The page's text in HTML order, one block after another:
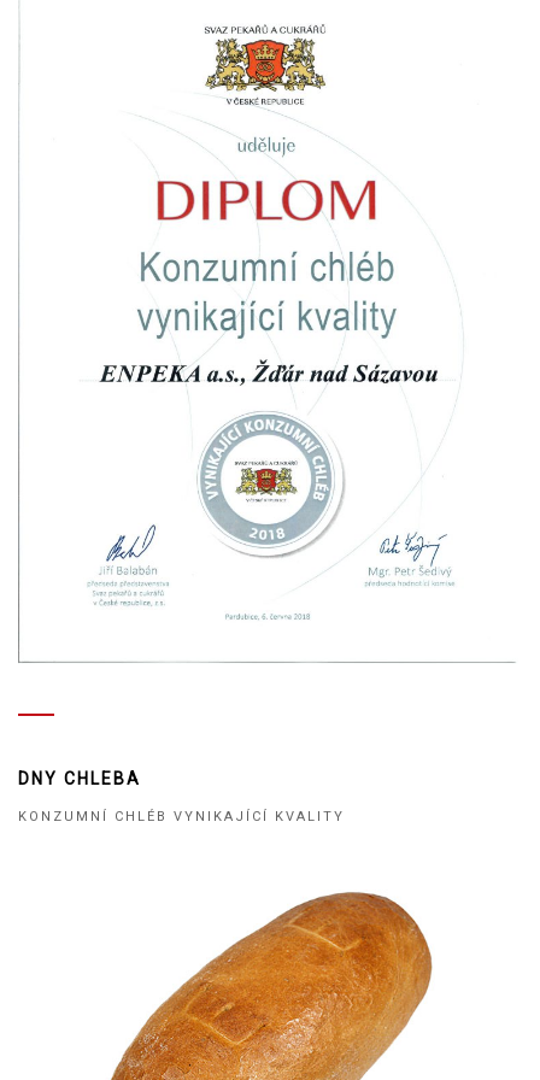
DNY CHLEBA
KONZUMNÍ CHLÉB VYNIKAJÍCÍ KVALITY